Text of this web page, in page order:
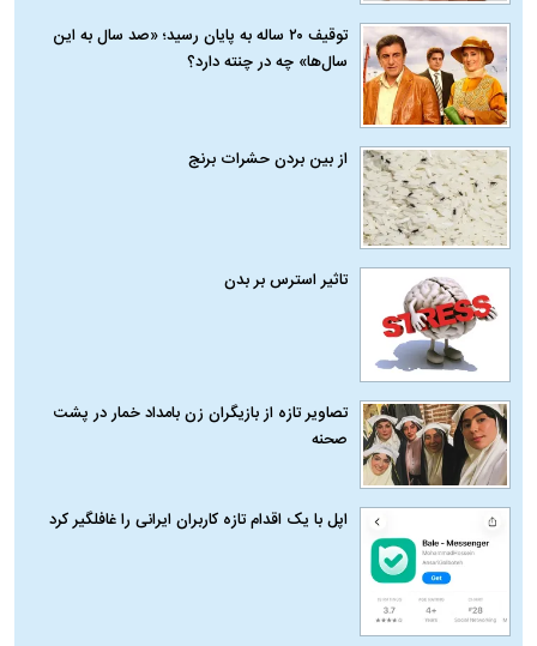
توقیف ۲۰ ساله به پایان رسید؛ «صد سال به این
سال‌ها» چه در چنته دارد؟
از بین بردن حشرات برنج
تاثیر استرس بر بدن
تصاویر تازه از بازیگران زن بامداد خمار در پشت
صحنه
اپل با یک اقدام تازه کاربران ایرانی را غافلگیر کرد